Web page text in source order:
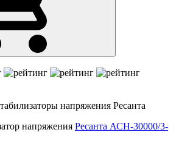
напряжения Ресанта АСН-30000/3-